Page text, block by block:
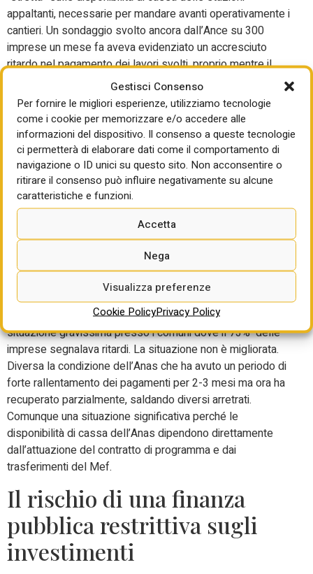
Gestisci Consenso
Per fornire le migliori esperienze, utilizziamo tecnologie
come i cookie per memorizzare e/o accedere alle
informazioni del dispositivo. Il consenso a queste tecnologie
ci permetterà di elaborare dati come il comportamento di
navigazione o ID unici su questo sito. Non acconsentire o
ritirare il consenso può influire negativamente su alcune
caratteristiche e funzioni.
Accetta
Nega
Visualizza preferenze
Cookie PolicyPrivacy Policy
appaltanti, necessarie per mandare avanti operativamente i
cantieri. Un sondaggio svolto ancora dall’Ance su 300
imprese un mese fa aveva evidenziato un accresciuto
ritardo nel pagamento dei lavori svolti, proprio mentre il
Pnrr dovrebbe suggellare definitivamente il termine di 30
giorni (60 per la sanità e poche altre deroghe) per pagare i
lavori. Anche qui, il rinvio alla fine del 2024 del target sul
rispetto dei tempi di pagamento previsti dalle direttive Ue,
era stato colto come ulteriore segnale di difficoltà tecniche
ma anche finanziarie. La circolare n. 25 della Ragioneria del
15 maggio scorso che, dopo lo slittamento del termine,
aveva invitato le amministrazioni pubbliche a compiere tutti
gli sforzi necessari per adeguarsi alla scadenza europea
aveva tranquillizzato ben poco in una partita che va avanti
da almeno dieci anni. E infatti il sondaggio Ance non solo
denunciava tempi medi di pagamento di 150 giorni, ma
sottolineava il ritorno di pratiche dilatorie e “gravemente
inique” come quelle di chiedere alle imprese di posticipare
prima i Sal e poi le fatture. Il sondaggio evidenziava una
situazione gravissima presso i comuni dove il 73% delle
imprese segnalava ritardi. La situazione non è migliorata.
Diversa la condizione dell’Anas che ha avuto un periodo di
forte rallentamento dei pagamenti per 2-3 mesi ma ora ha
recuperato parzialmente, saldando diversi arretrati.
Comunque una situazione significativa perché le
disponibilità di cassa dell’Anas dipendono direttamente
dall’attuazione del contratto di programma e dai
trasferimenti del Mef.
Il rischio di una finanza
pubblica restrittiva sugli
investimenti